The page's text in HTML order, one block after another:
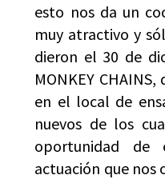
esto nos da un
muy atractivo y
dieron el 30 de
MONKEY
en el local de
nuevos de los
oportunidad de
actuación que nos